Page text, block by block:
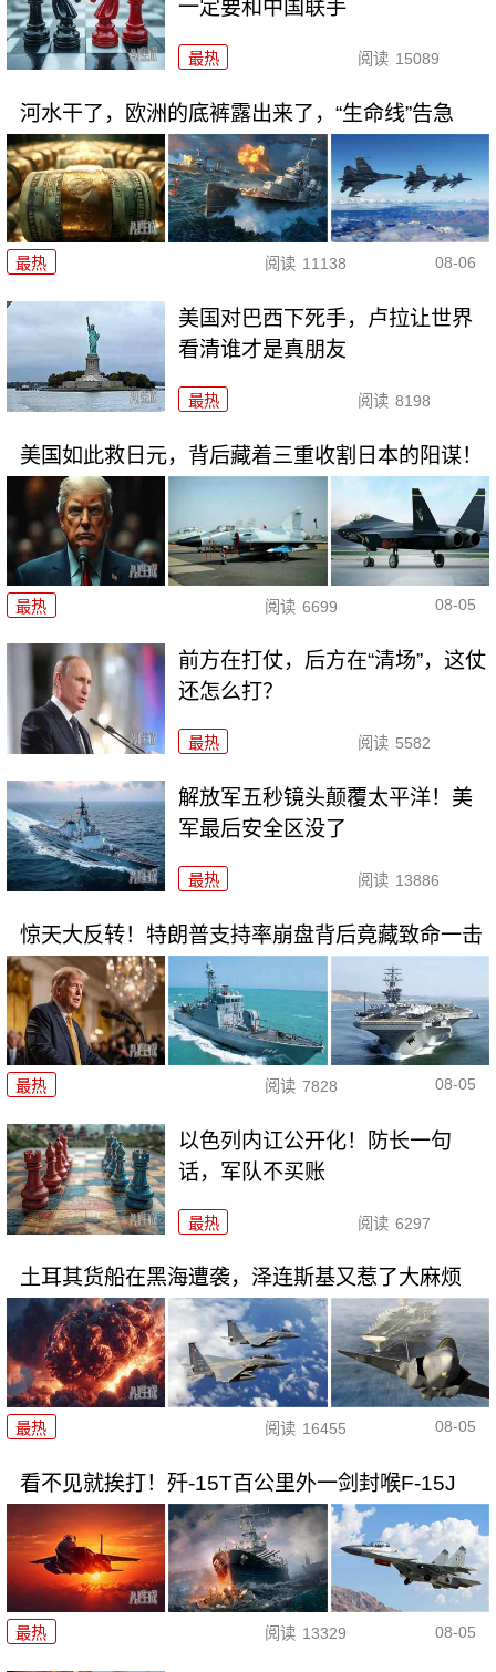
一定要和中国联手
最热 阅读 15089
河水干了，欧洲的底裤露出来了，“生命线”告急
最热 阅读 11138 08-06
美国对巴西下死手，卢拉让世界
看清谁才是真朋友
最热 阅读 8198
美国如此救日元，背后藏着三重收割日本的阳谋！
最热 阅读 6699 08-05
前方在打仗，后方在“清场”，这仗
还怎么打？
最热 阅读 5582
解放军五秒镜头颠覆太平洋！美
军最后安全区没了
最热 阅读 13886
惊天大反转！特朗普支持率崩盘背后竟藏致命一击
最热 阅读 7828 08-05
以色列内讧公开化！防长一句
话，军队不买账
最热 阅读 6297
土耳其货船在黑海遭袭，泽连斯基又惹了大麻烦
最热 阅读 16455 08-05
看不见就挨打！歼-15T百公里外一剑封喉F-15J
最热 阅读 13329 08-05